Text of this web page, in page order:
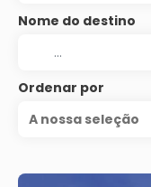
Nome do destino
Ordenar por
A nossa seleção